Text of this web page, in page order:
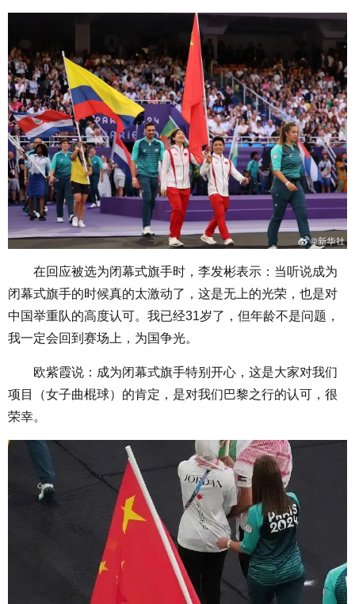
在回应被选为闭幕式旗手时，李发彬表示：当听说成为
闭幕式旗手的时候真的太激动了，这是无上的光荣，也是对
中国举重队的高度认可。我已经31岁了，但年龄不是问题，
我一定会回到赛场上，为国争光。
欧紫霞说：成为闭幕式旗手特别开心，这是大家对我们
项目（女子曲棍球）的肯定，是对我们巴黎之行的认可，很
荣幸。